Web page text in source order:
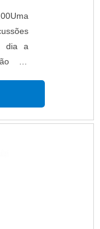
dia a
do
em
DO